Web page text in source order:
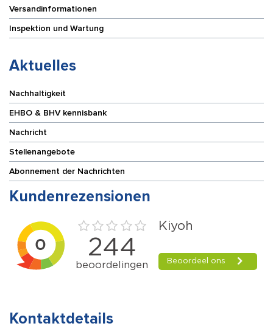
Versandinformationen
Inspektion und Wartung
Aktuelles
Nachhaltigkeit
EHBO & BHV kennisbank
Nachricht
Stellenangebote
Abonnement der Nachrichten
Kundenrezensionen
Kontaktdetails